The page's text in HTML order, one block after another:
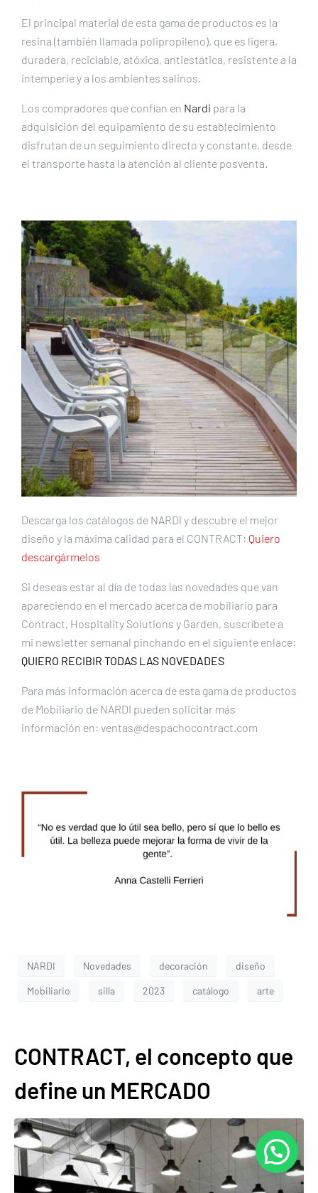
El principal material de esta gama de productos es la
resina (también llamada polipropileno), que es ligera,
duradera, reciclable, atóxica, antiestática, resistente a la
intemperie y a los ambientes salinos.
Los compradores que confían en Nardi para la
adquisición del equipamiento de su establecimiento
disfrutan de un seguimiento directo y constante, desde
el transporte hasta la atención al cliente posventa.
Descarga los catálogos de NARDI y descubre el mejor
diseño y la máxima calidad para el CONTRACT: Quiero
descargármelos
Si deseas estar al día de todas las novedades que van
apareciendo en el mercado acerca de mobiliario para
Contract, Hospitality Solutions y Garden, suscríbete a
mi newsletter semanal pinchando en el siguiente enlace:
QUIERO RECIBIR TODAS LAS NOVEDADES
Para más información acerca de esta gama de productos
de Mobiliario de NARDI pueden solicitar más
información en: ventas@despachocontract.com
NARDI Novedades decoración diseño
Mobiliario silla 2023 catálogo arte
CONTRACT, el concepto que
define un MERCADO